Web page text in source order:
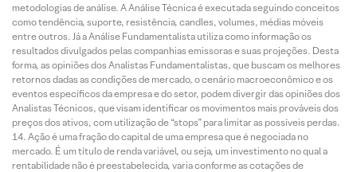
metodologias de análise. A Análise Técnica é executada seguindo conceitos
como tendência, suporte, resistência, candles, volumes, médias móveis
entre outros. Já a Análise Fundamentalista utiliza como informação os
resultados divulgados pelas companhias emissoras e suas projeções. Desta
forma, as opiniões dos Analistas Fundamentalistas, que buscam os melhores
retornos dadas as condições de mercado, o cenário macroeconômico e os
eventos específicos da empresa e do setor, podem divergir das opiniões dos
Analistas Técnicos, que visam identificar os movimentos mais prováveis dos
preços dos ativos, com utilização de “stops” para limitar as possíveis perdas.
Ação é uma fração do capital de uma empresa que é negociada no
mercado. É um título de renda variável, ou seja, um investimento no qual a
rentabilidade não é preestabelecida, varia conforme as cotações de